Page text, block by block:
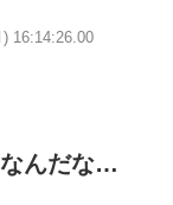
16:14:26.00
んだな…